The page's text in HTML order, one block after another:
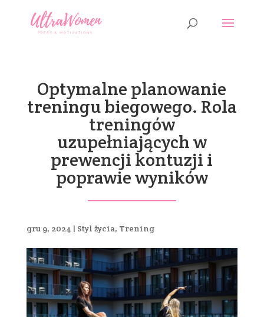
Optymalne planowanie
treningu biegowego. Rola
treningów
uzupełniających w
prewencji kontuzji i
poprawie wyników
gru 9, 2024 | Styl życia, Trening